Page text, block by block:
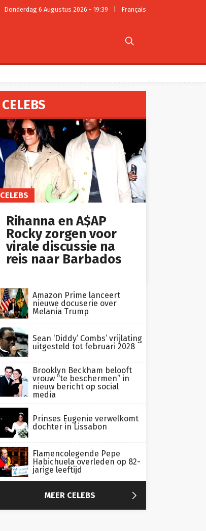
Donderdag 6 Augustus 2026 - 19:39 Français

CELEBS
CELEBS
Rihanna en A$AP
Rocky zorgen voor
virale discussie na
reis naar Barbados
Amazon Prime lanceert
nieuwe docuserie over
Melania Trump
Sean ‘Diddy’ Combs’ vrijlating
uitgesteld tot februari 2028
Brooklyn Beckham belooft
vrouw “te beschermen” in
nieuw bericht op social
media
Prinses Eugenie verwelkomt
dochter in Lissabon
Flamencolegende Pepe
Habichuela overleden op 82-
jarige leeftijd
MEER CELEBS 